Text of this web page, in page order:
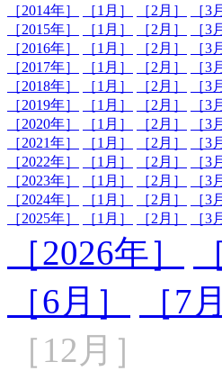
［2014年］
［1月］ ［2月］ ［3
［2015年］
［1月］ ［2月］ ［3
［2016年］
［1月］ ［2月］ ［3
［2017年］
［1月］ ［2月］ ［3
［2018年］
［1月］ ［2月］ ［3
［2019年］
［1月］ ［2月］ ［3
［2020年］
［1月］ ［2月］ ［3
［2021年］
［1月］ ［2月］ ［3
［2022年］
［1月］ ［2月］ ［3
［2023年］
［1月］ ［2月］ ［3
［2024年］
［1月］ ［2月］ ［3
［2025年］
［1月］ ［2月］ ［3
［2026年］
［6月］
［7
［12月］